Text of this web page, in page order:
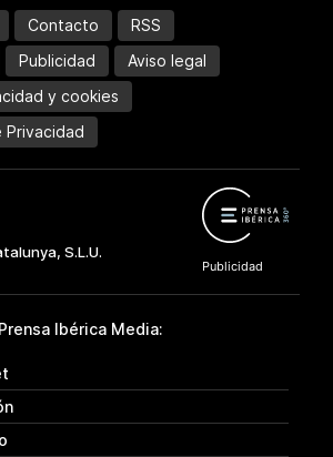
Contacto
RSS
Publicidad
Aviso legal
y cookies
Privacidad
Ibérica Media: